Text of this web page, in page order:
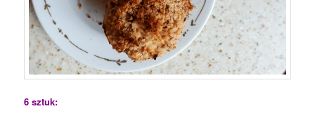
6 sztuk: